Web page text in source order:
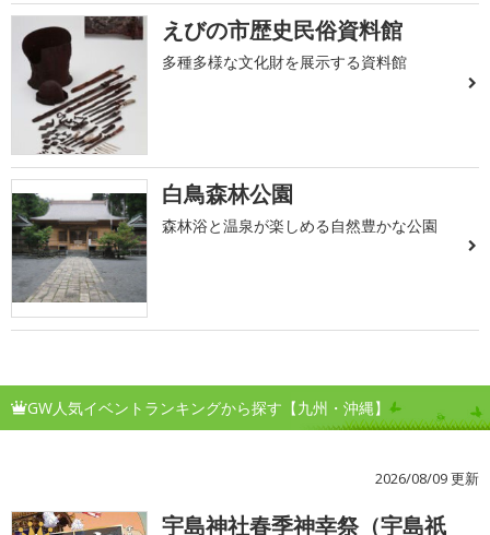
えびの市歴史民俗資料館
多種多様な文化財を展示する資料館
白鳥森林公園
森林浴と温泉が楽しめる自然豊かな公園
GW人気イベントランキングから探す【九州・沖縄】
2026/08/09 更新
宇島神社春季神幸祭（宇島祇